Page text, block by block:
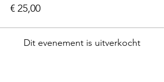
€ 25,00
Dit evenement is uitverkocht